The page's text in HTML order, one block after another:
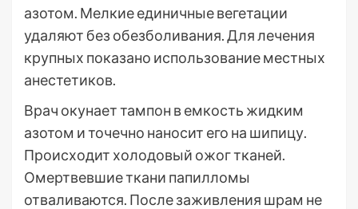
азотом. Мелкие единичные вегетации
удаляют без обезболивания. Для лечения
крупных показано использование местных
анестетиков.
Врач окунает тампон в емкость жидким
азотом и точечно наносит его на шипицу.
Происходит холодовый ожог тканей.
Омертвевшие ткани папилломы
отваливаются. После заживления шрам не